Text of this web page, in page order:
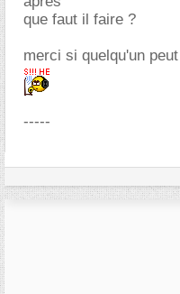
que faut il faire ?
merci si quelqu'un
-----